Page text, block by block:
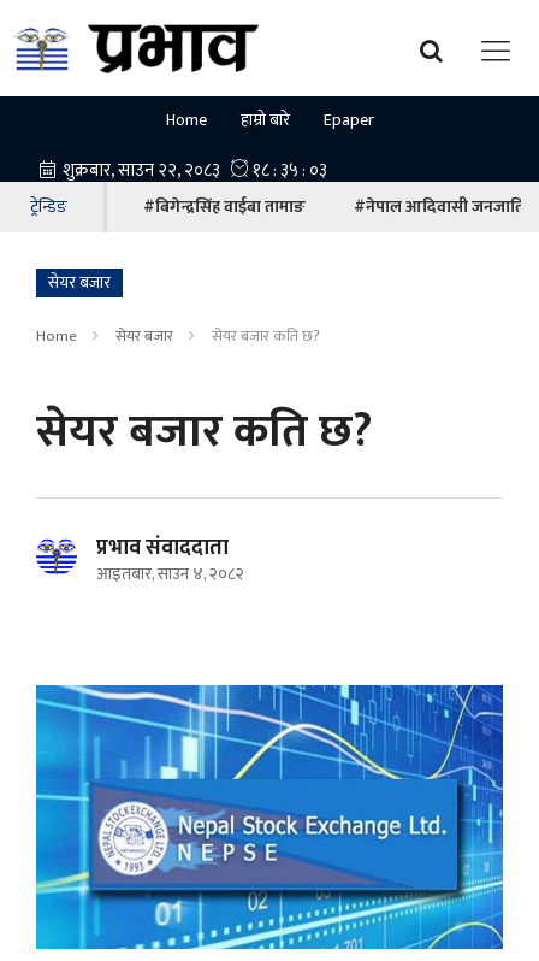
Home हाम्रो बारे Epaper
ट्रेन्डिङ #बिगेन्द्रसिंह वाईबा तामाङ #नेपाल आदिवासी जनजाति
सेयर बजार
Home सेयर बजार सेयर बजार कति छ?
सेयर बजार कति छ?
प्रभाव संवाददाता
आइतबार, साउन ४, २०८२